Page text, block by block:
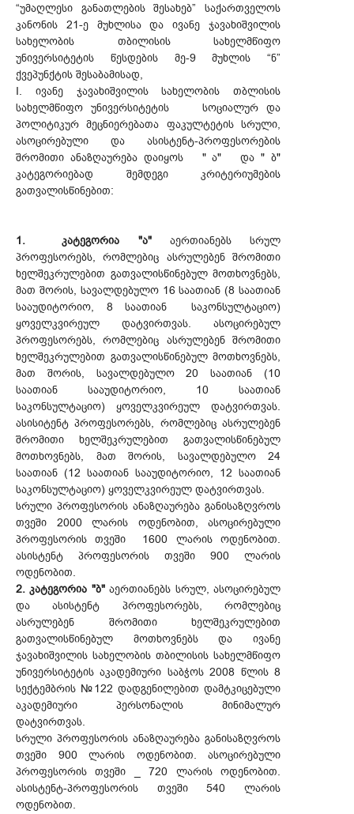
“უმაღლესი განათლების შესახებ” საქართველოს
კანონის 21-ე მუხლისა და ივანე ჯავახიშვილის
სახელობის თბილისის სახელმწიფო
უნივერსიტეტის წესდების მე-9 მუხლის “ნ”
ქვეპუნქტის შესაბამისად,
I. ივანე ჯავახიშვილის სახელობის თბლისის
სახელმწიფო უნივერსიტეტის სოციალურ და
პოლიტიკურ მეცნიერებათა ფაკულტეტის სრული,
ასოცირებული და ასისტენტ-პროფესორების
შრომითი ანაზღაურება დაიყოს " ა" და " ბ"
კატეგორიებად შემდეგი კრიტერიუმების
გათვალისწინებით:
1. კატეგორია "ა"აერთიანებს სრულ
პროფესორებს, რომლებიც ასრულებენ შრომითი
ხელშეკრულებით გათვალისწინებულ მოთხოვნებს,
მათ შორის, სავალდებულო 16 საათიან (8 საათიან
სააუდიტორიო, 8 საათიან საკონსულტაციო)
ყოველკვირეულ დატვირთვას. ასოცირებულ
პროფესორებს, რომლებიც ასრულებენ შრომითი
ხელშეკრულებით გათვალისწინებულ მოთხოვნებს,
მათ შორის, სავალდებულო 20 საათიან (10
საათიან სააუდიტორიო, 10 საათიან
საკონსულტაციო) ყოველკვირეულ დატვირთვას.
ასისიტენტ პროფესორებს, რომლებიც ასრულებენ
შრომითი ხელშეკრულებით გათვალისწინებულ
მოთხოვნებს, მათ შორის, სავალდებულო 24
საათიან (12 საათიან სააუდიტორიო, 12 საათიან
საკონსულტაციო) ყოველკვირეულ დატვირთვას.
სრული პროფესორის ანაზღაურება განისაზღვროს
თვეში 2000 ლარის ოდენობით, ასოცირებული
პროფესორის თვეში 1600 ლარის ოდენობით.
ასისტენტ პროფესორის თვეში 900 ლარის
ოდენობით.
2. კატეგორია "ბ"აერთიანებს სრულ, ასოცირებულ
და ასისტენტ პროფესორებს, რომლებიც
ასრულებენ შრომითი ხელშეკრულებით
გათვალისწინებულ მოთხოვნებს და ივანე
ჯავახიშვილის სახელობის თბილისის სახელმწიფო
უნივერსიტეტის აკადემიური საბჭოს 2008 წლის 8
სექტემბრის №122 დადგენილებით დამტკიცებული
აკადემიური პერსონალის მინიმალურ
დატვირთვას.
სრული პროფესორის ანაზღაურება განისაზღვროს
თვეში 900 ლარის ოდენობით. ასოცირებული
პროფესორის თვეში _ 720 ლარის ოდენობით.
ასისტენტ-პროფესორის თვეში 540 ლარის
ოდენობით.